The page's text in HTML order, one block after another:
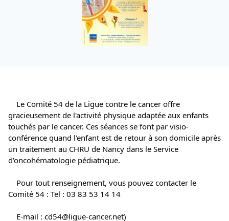
gracieusement de l'activité physique adaptée aux enfants
touchés par le cancer. Ces séances se font par visio-
conférence quand l'enfant est de retour à son domicile après
un traitement au CHRU de Nancy dans le Service
d'oncohématologie pédiatrique.
Comité 54 : Tel : 03 83 53 14 14
	E-mail : cd54@ligue-cancer.net)